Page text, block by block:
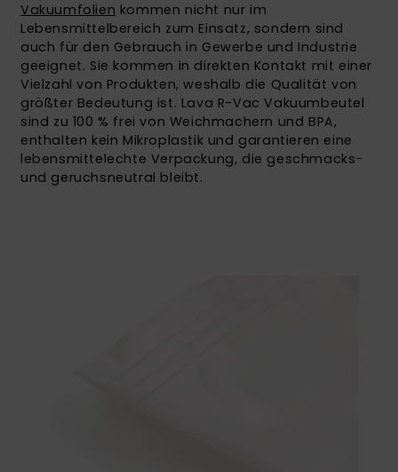
Vakuumfolien kommen nicht nur im
Lebensmittelbereich zum Einsatz, sondern sind
auch für den Gebrauch in Gewerbe und Industrie
geeignet. Sie kommen in direkten Kontakt mit einer
Vielzahl von Produkten, weshalb die Qualität von
größter Bedeutung ist. Lava R-Vac Vakuumbeutel
sind zu 100 % frei von Weichmachern und BPA,
enthalten kein Mikroplastik und garantieren eine
lebensmittelechte Verpackung, die geschmacks-
und geruchsneutral bleibt.